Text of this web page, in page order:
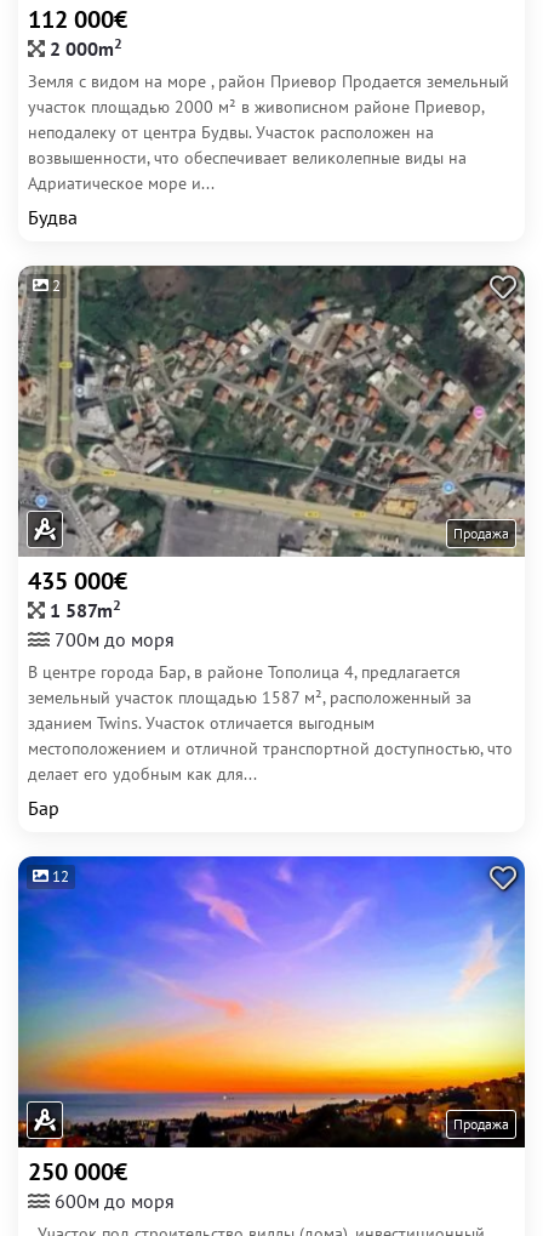
112 000€
2 000m2
Земля с видом на море , район Приевор Продается земельный
участок площадью 2000 м² в живописном районе Приевор,
неподалеку от центра Будвы. Участок расположен на
возвышенности, что обеспечивает великолепные виды на
Адриатическое море и...
Будва
2
Продажа
435 000€
1 587m2
700м до моря
В центре города Бар, в районе Тополица 4, предлагается
земельный участок площадью 1587 м², расположенный за
зданием Twins. Участок отличается выгодным
местоположением и отличной транспортной доступностью, что
делает его удобным как для...
Бар
12
Продажа
250 000€
600м до моря